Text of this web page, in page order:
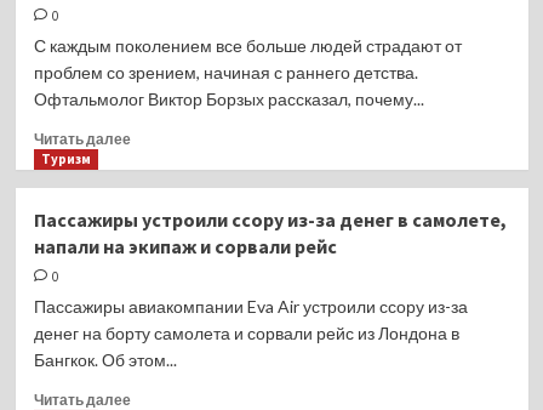
до 60 дней
0
С каждым поколением все больше людей страдают от
проблем со зрением, начиная с раннего детства.
Офтальмолог Виктор Борзых рассказал, почему...
Читать далееПрочитать
Борзых
рассказал,
из-
за
Туризм
Пассажиры устроили ссору из-за денег в самолете,
напали на экипаж и сорвали рейс
0
Пассажиры авиакомпании Eva Air устроили ссору из-за
денег на борту самолета и сорвали рейс из Лондона в
Бангкок. Об этом...
Читать далееПрочитать